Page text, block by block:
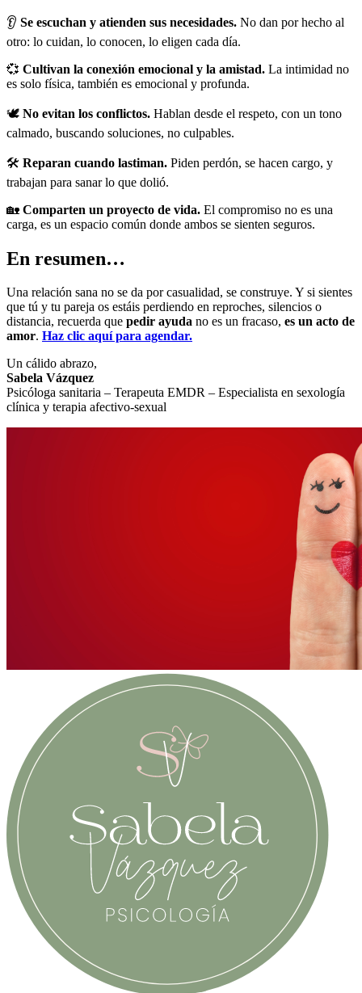
👂 Se escuchan y atienden sus necesidades. No dan por hecho al
otro: lo cuidan, lo conocen, lo eligen cada día.
💞 Cultivan la conexión emocional y la amistad. La intimidad no
es solo física, también es emocional y profunda.
🕊️ No evitan los conflictos. Hablan desde el respeto, con un tono
calmado, buscando soluciones, no culpables.
🛠️ Reparan cuando lastiman. Piden perdón, se hacen cargo, y
trabajan para sanar lo que dolió.
🏡 Comparten un proyecto de vida. El compromiso no es una
carga, es un espacio común donde ambos se sienten seguros.
En resumen…
Una relación sana no se da por casualidad, se construye. Y si sientes
que tú y tu pareja os estáis perdiendo en reproches, silencios o
distancia, recuerda que pedir ayuda no es un fracaso, es un acto de
amor. Haz clic aquí para agendar.
Un cálido abrazo,
Sabela Vázquez
Psicóloga sanitaria – Terapeuta EMDR – Especialista en sexología
clínica y terapia afectivo-sexual